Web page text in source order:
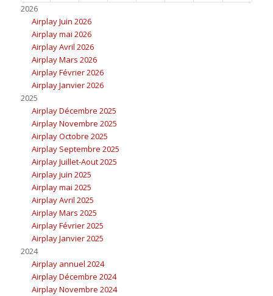
2026
Airplay Juin 2026
Airplay mai 2026
Airplay Avril 2026
Airplay Mars 2026
Airplay Février 2026
Airplay Janvier 2026
2025
Airplay Décembre 2025
Airplay Novembre 2025
Airplay Octobre 2025
Airplay Septembre 2025
Airplay Juillet-Aout 2025
Airplay juin 2025
Airplay mai 2025
Airplay Avril 2025
Airplay Mars 2025
Airplay Février 2025
Airplay Janvier 2025
2024
Airplay annuel 2024
Airplay Décembre 2024
Airplay Novembre 2024